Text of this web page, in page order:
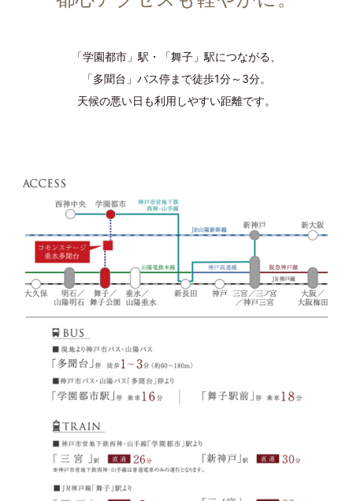
「学園都市」駅・「舞子」駅につながる、
「多聞台」バス停まで徒歩1分～3分。
天候の悪い日も利用しやすい距離です。